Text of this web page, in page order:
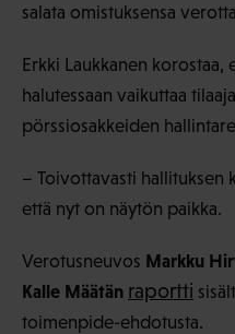
salata omistuksensa
Erkki Laukkanen korostaa,
halutessaan vaikuttaa
pörssiosakkeiden
– Toivottavasti hallituksen
että nyt on näytön paikka.
Verotusneuvos Markku
Kalle Määtän raportti
toimenpide-ehdotusta.